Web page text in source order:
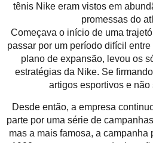
tênis Nike eram vistos em
promessas do
Começava o início de uma
passar por um período difícil
plano de expansão, levou os
estratégias da Nike. Se
artigos esportivos e não
Desde então, a empresa
parte por uma série de
mas a mais famosa, a campanha